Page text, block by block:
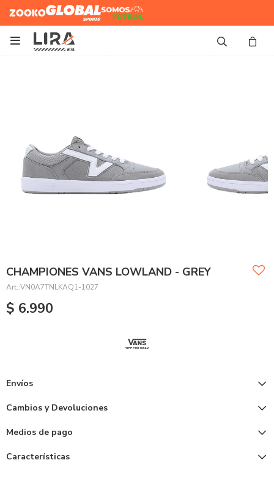
Zooko Global Sports
Somos
Futbol

CHAMPIONES VANS LOWLAND - GREY
VN0A7TNLKAQ1-1027
$ 6.990
Envíos
Cambios y Devoluciones
Medios de pago
Características